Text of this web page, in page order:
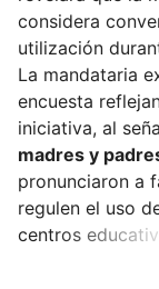
considera
utilización
La mandataria
encuesta
iniciativa, al
madres y
pronunciaron a
regulen el uso
centros